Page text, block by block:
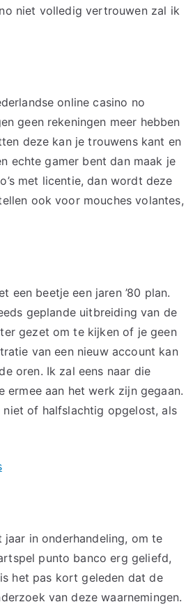
niet volledig vertrouwen zal ik
online casino no
geen rekeningen meer hebben
deze kan je trouwens kant en
echte gamer bent dan maak je
met licentie, dan wordt deze
ook voor mouches volantes,
een beetje een jaren ’80 plan.
geplande uitbreiding van de
gezet om te kijken of je geen
van een nieuw account kan
oren. Ik zal eens naar die
ermee aan het werk zijn gegaan.
niet of halfslachtig opgelost, als
in onderhandeling, om te
punto banco erg geliefd,
het pas kort geleden dat de
van deze waarnemingen.